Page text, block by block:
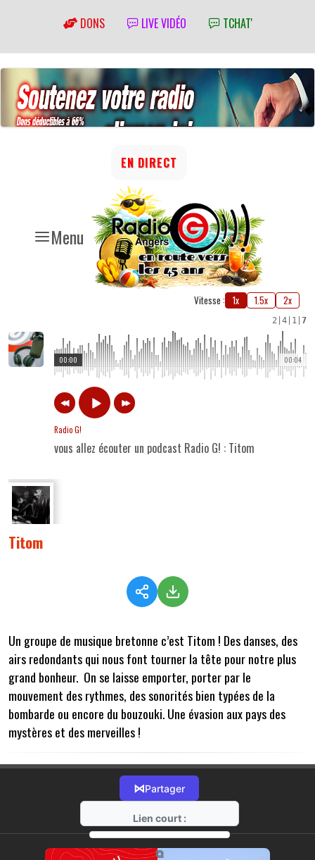
DONS LIVE VIDÉO TCHAT'
Menu
EN DIRECT
Vitesse : 1x 1.5x 2x
2 4 1 7
00:04
00:00
Radio G!
vous allez écouter un podcast Radio G! : Titom
Titom
Un groupe de musique bretonne c’est Titom ! Des danses, des
airs redondants qui nous font tourner la tête pour notre plus
grand bonheur. On se laisse emporter, porter par le
mouvement des rythmes, des sonorités bien typées de la
bombarde ou encore du bouzouki. Une évasion aux pays des
mystères et des merveilles !
⋈Partager
Lien court :
https://radio-g.fr?15718
⧉